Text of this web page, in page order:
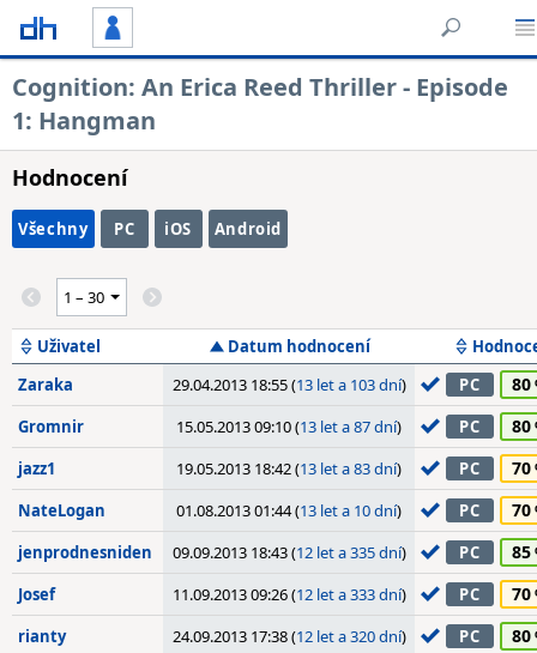
Cognition: An Erica Reed Thriller - Episode
1: Hangman
Hodnocení
Všechny PC iOS Android
Uživatel Datum hodnocení
Zaraka
29.04.2013 18:55 (13 let a 103 dní) PC 80
Gromnir 15.05.2013 09:10 (13 let a 87 dní) PC 80
jazz1 19.05.2013 18:42 (13 let a 83 dní) PC 70
NateLogan 01.08.2013 01:44 (13 let a 10 dní) PC 70
jenprodnesniden 09.09.2013 18:43 (12 let a 335 dní) PC 85
Josef 11.09.2013 09:26 (12 let a 333 dní) PC 70
rianty 24.09.2013 17:38 (12 let a 320 dní) PC 80